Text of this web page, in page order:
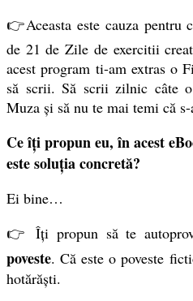
👉Aceasta este cauza pentru
de 21 de Zile de exercitii
acest program ti-am extras o
să scrii. Să scrii zilnic câte
Muza și să nu te mai temi că
Ce îți propun eu, în acest
este soluția concretă?
Ei bine…
👉 Îți propun să te
poveste. Că este o poveste
hotărăști.